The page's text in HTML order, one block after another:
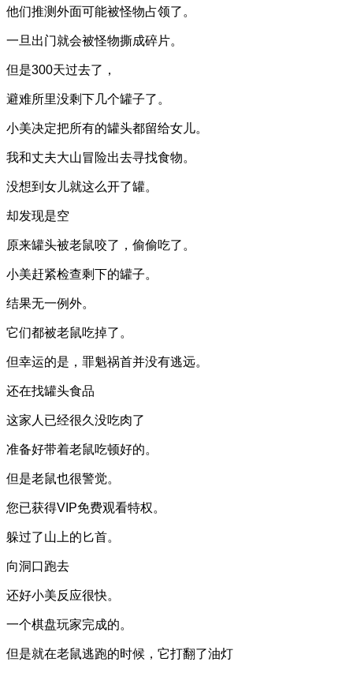
他们推测外面可能被怪物占领了。
一旦出门就会被怪物撕成碎片。
但是300天过去了，
避难所里没剩下几个罐子了。
小美决定把所有的罐头都留给女儿。
我和丈夫大山冒险出去寻找食物。
没想到女儿就这么开了罐。
却发现是空
原来罐头被老鼠咬了，偷偷吃了。
小美赶紧检查剩下的罐子。
结果无一例外。
它们都被老鼠吃掉了。
但幸运的是，罪魁祸首并没有逃远。
还在找罐头食品
这家人已经很久没吃肉了
准备好带着老鼠吃顿好的。
但是老鼠也很警觉。
您已获得VIP免费观看特权。
躲过了山上的匕首。
向洞口跑去
还好小美反应很快。
一个棋盘玩家完成的。
但是就在老鼠逃跑的时候，它打翻了油灯